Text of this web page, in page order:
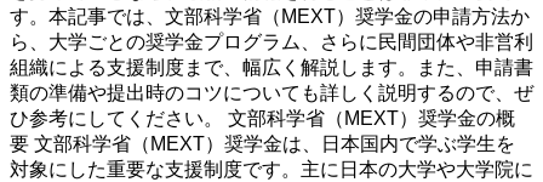
す。本記事では、文部科学省（MEXT）奨学金の申請方法か
ら、大学ごとの奨学金プログラム、さらに民間団体や非営利
組織による支援制度まで、幅広く解説します。また、申請書
類の準備や提出時のコツについても詳しく説明するので、ぜ
ひ参考にしてください。 文部科学省（MEXT）奨学金の概
要 文部科学省（MEXT）奨学金は、日本国内で学ぶ学生を
対象にした重要な支援制度です。主に日本の大学や大学院に